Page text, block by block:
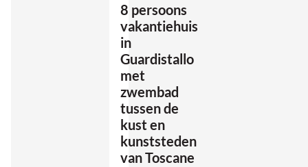
8 persoons
vakantiehuis
in
Guardistallo
met
zwembad
tussen de
kust en
kunststeden
van Toscane